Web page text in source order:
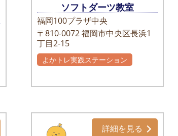
ソフトダーツ教室
福岡100プラザ中央
〒810-0072福岡市中央区長浜1
丁目2-15
よかトレ実践ステーション
詳細を見る